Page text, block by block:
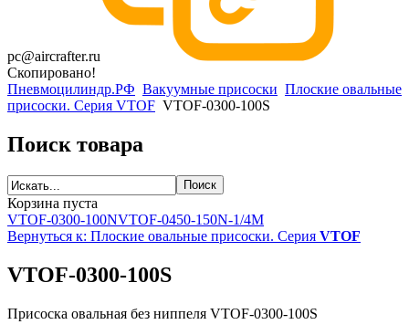
pc@aircrafter.ru
Скопировано!
Пневмоцилиндр.РФ Вакуумные присоски Плоские овальные
присоски. Серия VTOF VTOF-0300-100S
Поиск товара
Корзина пуста
VTOF-0300-100NVTOF-0450-150N-1/4M
Вернуться к: Плоские овальные присоски. Серия VTOF
VTOF-0300-100S
Присоска овальная без ниппеля VTOF-0300-100S